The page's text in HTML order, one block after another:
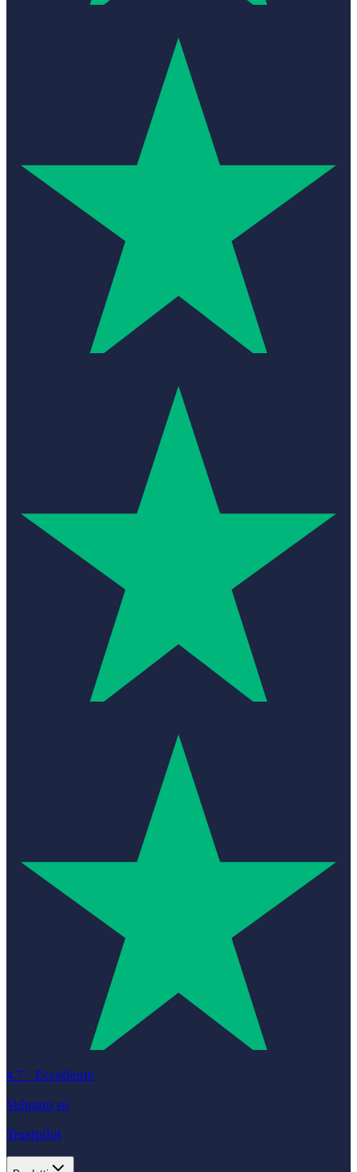
4.7 · Eccellente
Valutato su
Trustpilot